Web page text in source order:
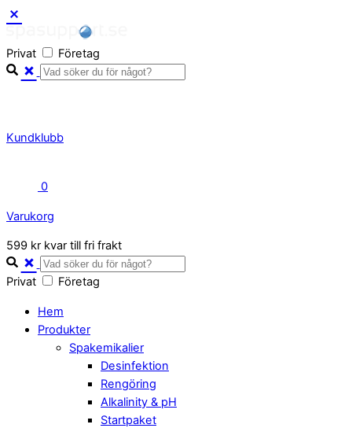
to
content
Privat Företag
Kundklubb
0
Varukorg
Close
Cart
599 kr kvar till fri frakt
Privat Företag
Hem
Produkter
Spakemikalier
Desinfektion
Rengöring
Alkalinity & pH
Startpaket